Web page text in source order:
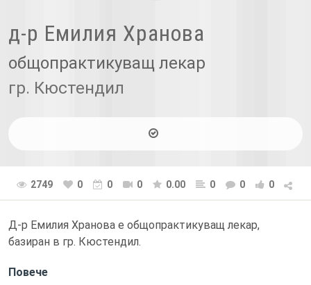
д-р Емилия Хранова
общопрактикуващ лекар
гр. Кюстендил
2749 0 0 0 0.00 0 0 0
Д-р Емилия Хранова е общопрактикуващ лекар,
базиран в гр. Кюстендил.
Повече